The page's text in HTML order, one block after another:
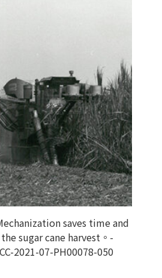
saves time and
sugar cane harvest。-
2021-07-PH00078-050